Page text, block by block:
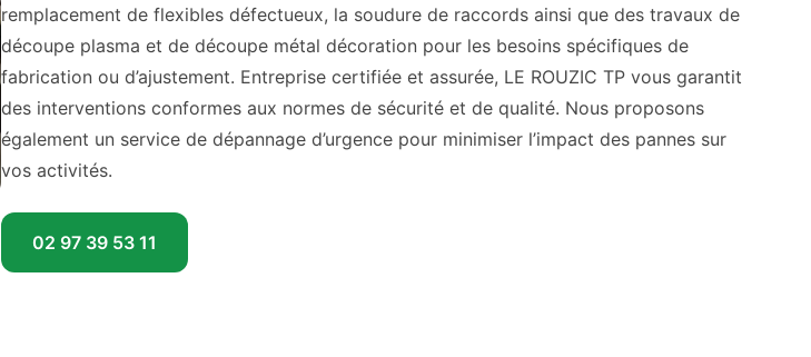
remplacement de flexibles défectueux, la soudure de raccords ainsi que des travaux de
découpe plasma et de découpe métal décoration pour les besoins spécifiques de
fabrication ou d’ajustement. Entreprise certifiée et assurée, LE ROUZIC TP vous garantit
des interventions conformes aux normes de sécurité et de qualité. Nous proposons
également un service de dépannage d’urgence pour minimiser l’impact des pannes sur
vos activités.
02 97 39 53 11